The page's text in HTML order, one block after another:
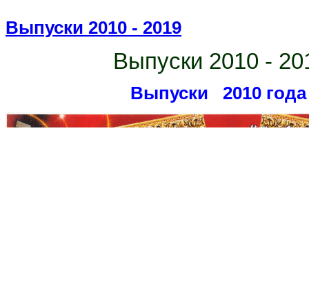
Выпуски 2010 - 2019
Выпуски 2010 -
Выпуски 2010 года